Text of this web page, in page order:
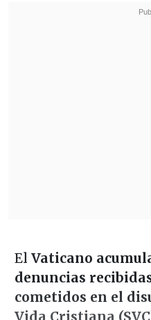
El Vaticano
denuncias
cometidos en el
Vida Cristiana